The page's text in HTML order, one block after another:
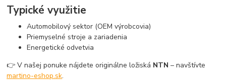
Typické využitie
Automobilový sektor (OEM výrobcovia)
Priemyselné stroje a zariadenia
Energetické odvetvia
👉 V našej ponuke nájdete originálne ložiská NTN – navštívte
martino-eshop.sk.